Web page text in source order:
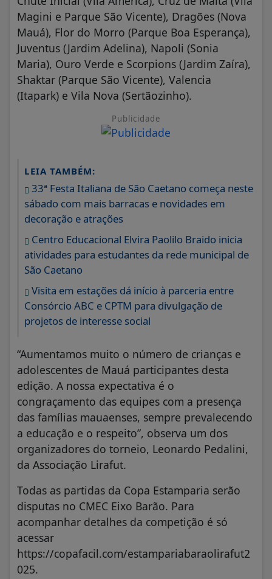
Mauá), Flor do Morro (Parque Boa Esperança),
Juventus (Jardim Adelina), Napoli (Sonia
Maria), Ouro Verde e Scorpions (Jardim Zaíra),
Shaktar (Parque São Vicente), Valencia
(Itapark) e Vila Nova (Sertãozinho).
Publicidade
33ª Festa Italiana de São Caetano começa neste
sábado com mais barracas e novidades em
decoração e atrações
Centro Educacional Elvira Paolilo Braido inicia
São Caetano
Visita em estações dá início à parceria entre
projetos de interesse social
“Aumentamos muito o número de crianças e
edição. A nossa expectativa é o
congraçamento das equipes com a presença
das famílias mauaenses, sempre prevalecendo
a educação e o respeito”, observa um dos
organizadores do torneio, Leonardo Pedalini,
da Associação Lirafut.
Todas as partidas da Copa Estamparia serão
acompanhar detalhes da competição é só
acessar
https://copafacil.com/estampariabaraolirafut2
025.
Na edição 2024, os campeões foram Juventus